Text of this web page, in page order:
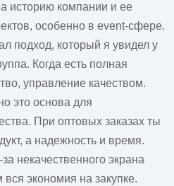
историю компании и ее
особенно в event-сфере.
подход, который я увидел у
. Когда есть полная
управление качеством.
это основа для
При оптовых заказах ты
а надежность и время.
некачественного экрана
экономия на закупке.